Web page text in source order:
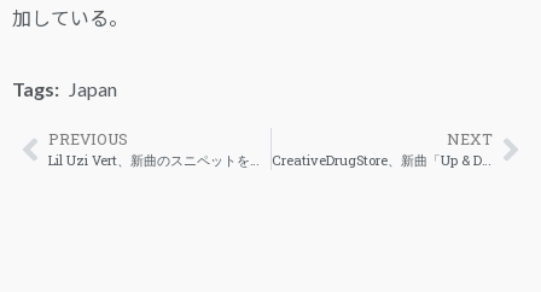
加している。
Tags: Japan
PREVIOUS
Lil Uzi Vert、新曲のスニペットを公開
NEXT
CreativeDrugStore、新曲「Up & Down」を解禁